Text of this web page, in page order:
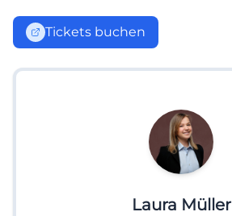
Tickets buchen
Laura Müller